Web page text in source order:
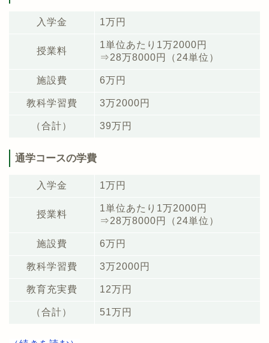
入学金 1万円
授業料
1単位あたり1万2000円
⇒28万8000円（24単位）
施設費 6万円
教科学習費 3万2000円
（合計） 39万円
通学コースの学費
入学金 1万円
授業料
1単位あたり1万2000円
⇒28万8000円（24単位）
施設費 6万円
教科学習費 3万2000円
教育充実費 12万円
（合計） 51万円